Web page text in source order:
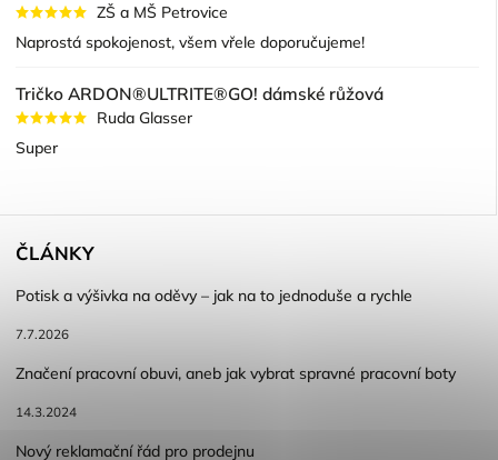
ZŠ a MŠ Petrovice
Naprostá spokojenost, všem vřele doporučujeme!
Tričko ARDON®ULTRITE®GO! dámské růžová
Ruda Glasser
Super
ČLÁNKY
Potisk a výšivka na oděvy – jak na to jednoduše a rychle
7.7.2026
Značení pracovní obuvi, aneb jak vybrat spravné pracovní boty
14.3.2024
Nový reklamační řád pro prodejnu